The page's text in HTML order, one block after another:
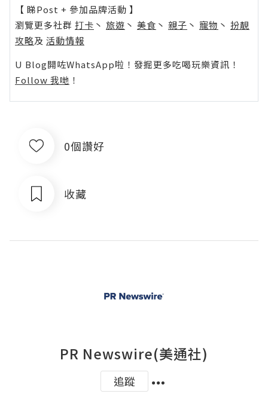
【 睇Post + 參加品牌活動 】
瀏覽更多社群 打卡 丶 旅遊 丶 美食 丶 親子 丶 寵物 丶 扮靚
攻略及 活動情報
U Blog開咗WhatsApp啦！發掘更多吃喝玩樂資訊！
Follow 我哋 ！
0個讚好
收藏
PR Newswire(美通社)
追蹤